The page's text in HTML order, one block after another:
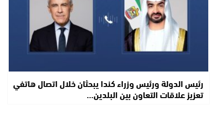
رئيس الدولة ورئيس وزراء كندا يبحثان خلال اتصال هاتفي
تعزيز علاقات التعاون بين البلدين…